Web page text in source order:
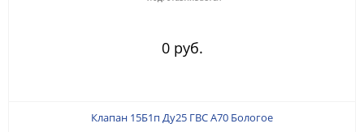
0 руб.
Клапан 15Б1п Ду25 ГВС А70 Бологое